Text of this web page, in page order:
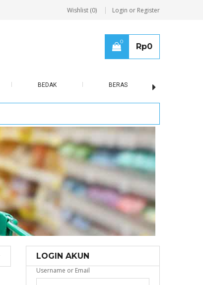
Wishlist (0) Login or Register
0
Rp0
BEDAK BERAS
LOGIN AKUN
Username or Email